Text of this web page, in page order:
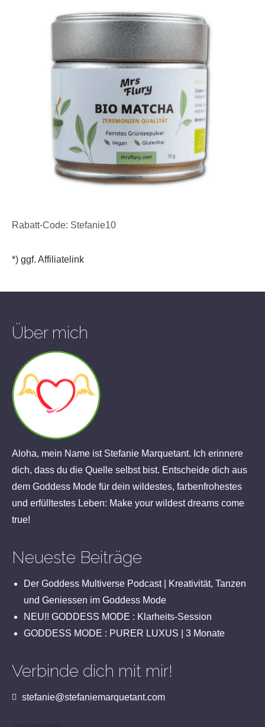
Rabatt-Code: Stefanie10
*) ggf. Affiliatelink
Über mich
Aloha, mein Name ist Stefanie Marquetant. Ich erinnere
dich, dass du die Quelle selbst bist. Entscheide dich aus
dem Goddess Mode für dein wildestes, farbenfrohestes
und erfülltestes Leben: Make your wildest dreams come
true!
Neueste Beiträge
Der Goddess Multiverse Podcast | Kreativität, Tanzen
und Geniessen im Goddess Mode
NEU!! GODDESS MODE : Klarheits-Session
GODDESS MODE : PURER LUXUS | 3 Monate
Verbinde dich mit mir!
stefanie@stefaniemarquetant.com